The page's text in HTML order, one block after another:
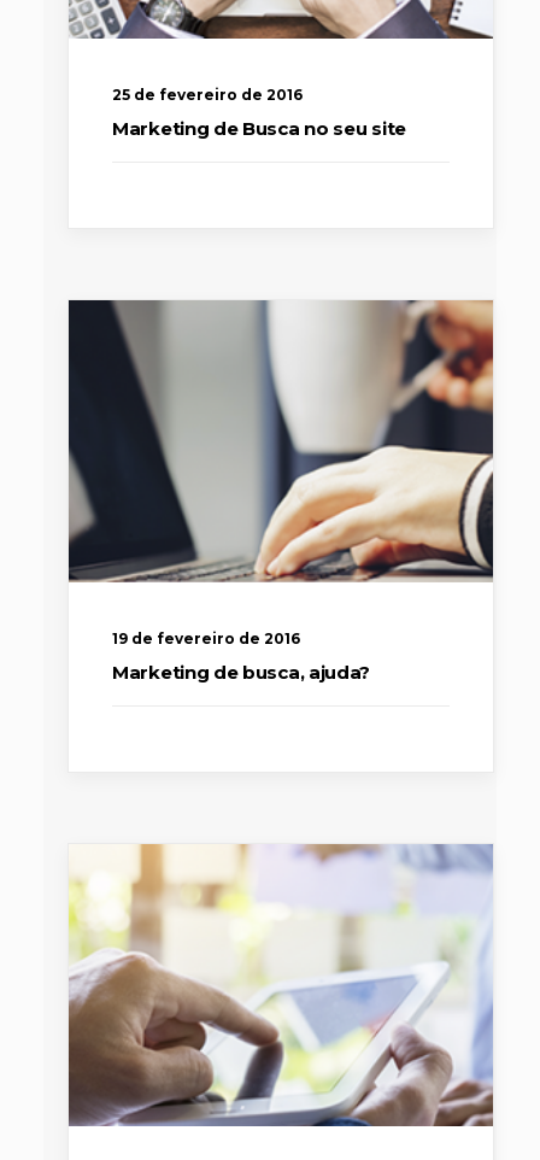
25 de fevereiro de 2016
Marketing de Busca no seu site
19 de fevereiro de 2016
Marketing de busca, ajuda?